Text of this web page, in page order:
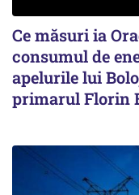
Ce măsuri ia
consumul de
apelurile lui
primarul Florin